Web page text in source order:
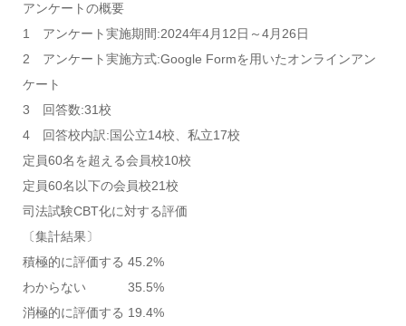
アンケートの概要
1 アンケート実施期間:2024年4月12日～4月26日
2 アンケート実施方式:Google Formを用いたオンラインアン
ケート
3 回答数:31校
4 回答校内訳:国公立14校、私立17校
定員60名を超える会員校10校
定員60名以下の会員校21校
司法試験CBT化に対する評価
〔集計結果〕
積極的に評価する 45.2%
わからない 35.5%
消極的に評価する 19.4%